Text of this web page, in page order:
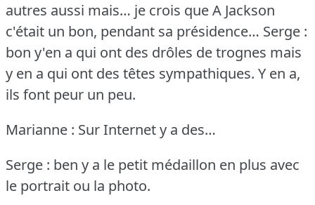
autres aussi mais… je crois que A Jackson
c'était un bon, pendant sa présidence… Serge :
bon y'en a qui ont des drôles de trognes mais
y en a qui ont des têtes sympathiques. Y en a,
ils font peur un peu.
Marianne : Sur Internet y a des…
Serge : ben y a le petit médaillon en plus avec
le portrait ou la photo.